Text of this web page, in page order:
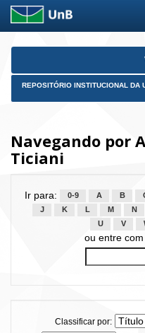
Skip
REPOSITÓRIO INSTITUCIONAL DA
Navegando por
Ticiani
Ir para: 0-9 A B
J
K L M N
U
V
ou entre
Classificar por: